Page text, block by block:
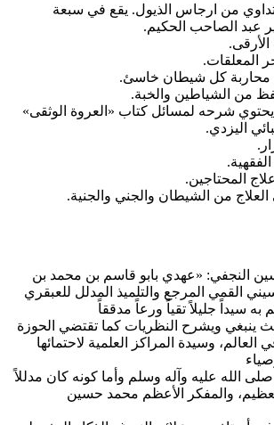
من ارجاس الذيول. يقع في سبعة
الصاحب الحكيم.
كل شيطان خاسئ.
من الشياطين والخبة.
شرحه لمسائل كتاب «العروة الوثقى»
اليزدي.
المحتاجين.
من الشيطان والجني والجنية.
النجفي: «عهدي بابو قاسم بن محمد بن
المرجع والتلميذ المدلل للعبقري
سيداً جليلاً تقياً ورعاً مدققاً
ويشرح النظريات كما تقتضي الحوزة
وسيدة المراكز العلمية لاحتمائها
الله عليه وآله وسلم وأما كونه كان مدللاً
والمفكر الأعظم محمد حسين